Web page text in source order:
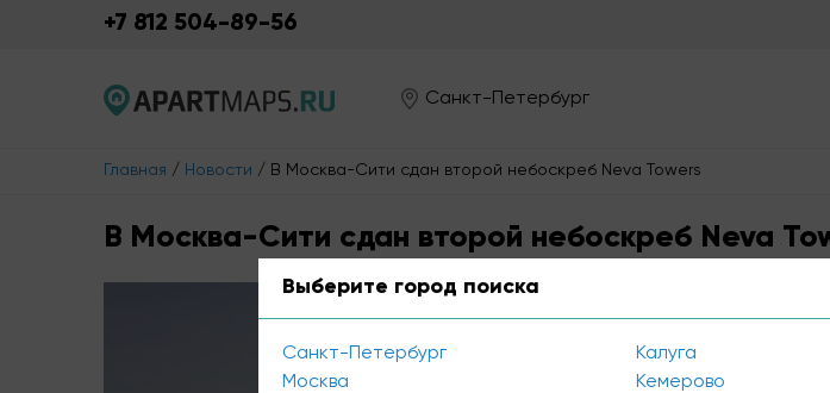
+7 812 504-89-56
Санкт-Петербург
Главная / Новости / В Москва-Сити сдан второй небоскреб Neva Towers
В Москва-Сити сдан второй небоскреб Neva
Выберите город поиска
Санкт-Петербург
Москва
Калуга
Кемерово